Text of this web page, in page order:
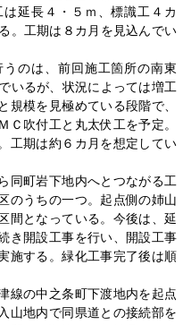
延長４・５ｍ、標識工４カ
。工期は８カ月を見込んでい
のは、前回施工箇所の南東
いるが、状況によっては増工
規模を見極めている段階で、
Ｃ吹付工と丸太伏工を予定。
工期は約６カ月を想定してい
同町岩下地内へとつながる工
のうちの一つ。起点側の姉山
間となっている。今後は、延
き開設工事を行い、開設工事
施する。緑化工事完了後は順
線の中之条町下渡地内を起点
山地内で同県道との接続部を